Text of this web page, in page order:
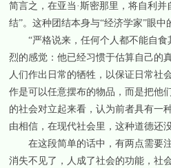
简言之，在亚当·斯密那里，将自利
结”。这种团结本身与“经济学家”眼
“严格说来，任何个人都不能自食
烈的感觉：他已经习惯于估算自己的
人们作出日常的牺牲，以保证日常社
作是可以任意摆布的物品，而是把他
的社会对立起来看，认为前者具有一
由相信，在现代社会里，这种道德还
在这段简单的话中，有两点需要注
消失不见了，人成了社会的功能，社